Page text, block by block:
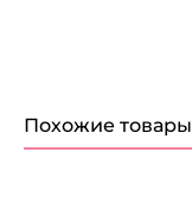
Похожие товары